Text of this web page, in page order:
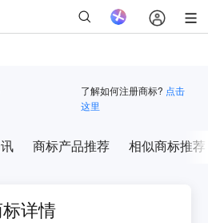
了解如何注册商标? 点击
这里
商标产品推荐 相似商标推荐
标详情